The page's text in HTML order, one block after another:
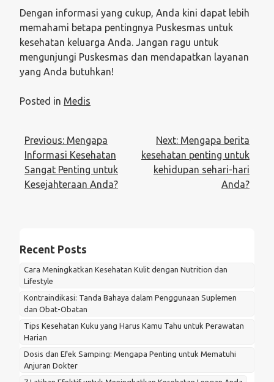
Dengan informasi yang cukup, Anda kini dapat lebih
memahami betapa pentingnya Puskesmas untuk
kesehatan keluarga Anda. Jangan ragu untuk
mengunjungi Puskesmas dan mendapatkan layanan
yang Anda butuhkan!
Posted in Medis
Post
navigation
Previous: Mengapa
Informasi Kesehatan
Sangat Penting untuk
Kesejahteraan Anda?
Next: Mengapa berita
kesehatan penting untuk
kehidupan sehari-hari
Anda?
Recent Posts
Cara Meningkatkan Kesehatan Kulit dengan Nutrition dan
Lifestyle
Kontraindikasi: Tanda Bahaya dalam Penggunaan Suplemen
dan Obat-Obatan
Tips Kesehatan Kuku yang Harus Kamu Tahu untuk Perawatan
Harian
Dosis dan Efek Samping: Mengapa Penting untuk Mematuhi
Anjuran Dokter